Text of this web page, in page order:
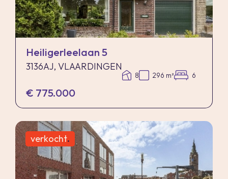
Heiligerleelaan 5
3136AJ, VLAARDINGEN
8 296 m² 6
€ 775.000
verkocht.